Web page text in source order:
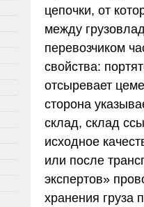
цепочки, от
между
перевозчиком
свойства:
отсыревает
сторона
склад, склад
исходное
или после
экспертов»
хранения груза